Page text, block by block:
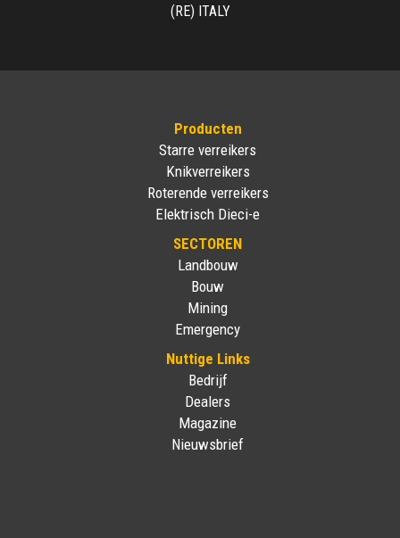
(RE) ITALY
Producten
Starre verreikers
Knikverreikers
Roterende verreikers
Elektrisch Dieci-e
SECTOREN
Landbouw
Bouw
Mining
Emergency
Nuttige Links
Bedrijf
Dealers
Magazine
Nieuwsbrief